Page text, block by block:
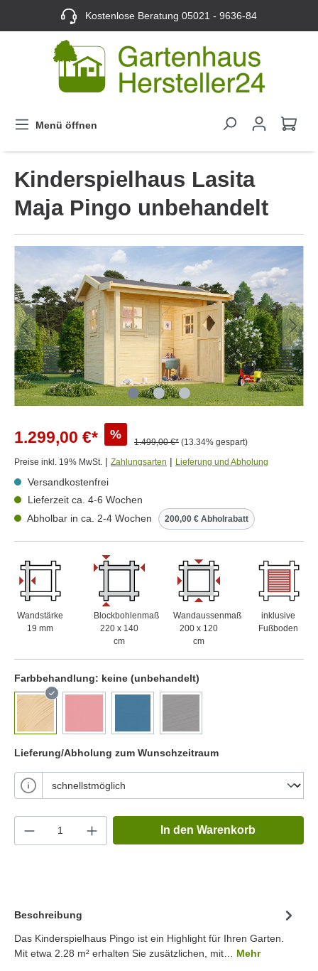
Kostenlose Beratung05021 - 9636-84
Menü öffnen
Kinderspielhaus Lasita
Maja Pingo unbehandelt
1.299,00 €* %
1.499,00 €* (13.34% gespart)
Preise inkl. 19% MwSt. | Zahlungsarten | Lieferung und Abholung
Versandkostenfrei
Lieferzeit ca. 4-6 Wochen
Abholbar in ca. 2-4 Wochen
200,00 € Abholrabatt
Wandstärke
19 mm
Blockbohlenmaß
220 x 140
cm
Wandaussenmaß
200 x 120
cm
inklusive
Fußboden
Farbbehandlung: keine (unbehandelt)
Lieferung/Abholung zum Wunschzeitraum
In den Warenkorb
Beschreibung
Das Kinderspielhaus Pingo ist ein Highlight für Ihren Garten.
Mit etwa 2.28 m² erhalten Sie zusätzlichen, mit… Mehr